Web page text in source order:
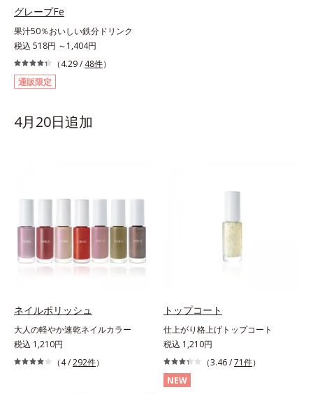
グレープFe
果汁50％おいしい鉄分ドリンク
税込 518円 ～1,404円
（4.29 / 48件）
通販限定
4月20日追加
ネイルポリッシュ
大人の軽やか速乾ネイルカラー
税込 1,210円
（4 /292件）
トップコート
仕上がり格上げトップコート
税込 1,210円
（3.46 /71件）
NEW